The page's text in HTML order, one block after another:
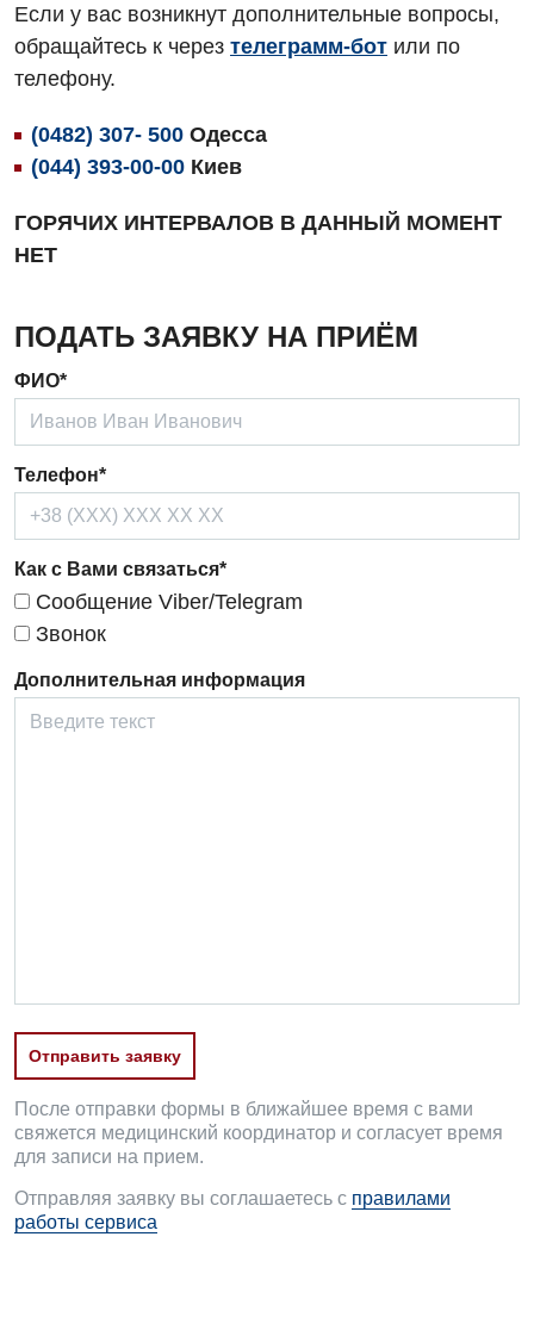
Гастроэнтерология
Гематология
Дерматовенерология
Диетология
Дневной стационар
Кардиохирургия
Маммология
Медицинская психология
Неврология
Нейрохирургия
Онкологическое отделение
Ортопедия и травматология
Отделение интенсивной терапии
Ревматология
Сосудистая хирургия
Терапевтическое отделение
Терапия
Если у вас возникнут дополнительные вопросы,
обращайтесь к через телеграмм-бот или по
телефону.
(0482) 307- 500 Одесса
(044) 393-00-00 Киев
ГОРЯЧИХ ИНТЕРВАЛОВ В ДАННЫЙ МОМЕНТ
НЕТ
ПОДАТЬ ЗАЯВКУ НА ПРИЁМ
ФИО*
Телефон*
Как с Вами связаться*
Сообщение Viber/Telegram
Звонок
Дополнительная информация
Отправить заявку
После отправки формы в ближайшее время с вами
свяжется медицинский координатор и согласует время
для записи на прием.
Отправляя заявку вы соглашаетесь с правилами
работы сервиса